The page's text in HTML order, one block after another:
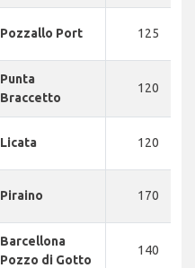
Pozzallo Port 125
Punta
Braccetto
120
Licata 120
Piraino 170
Barcellona
Pozzo di Gotto
140